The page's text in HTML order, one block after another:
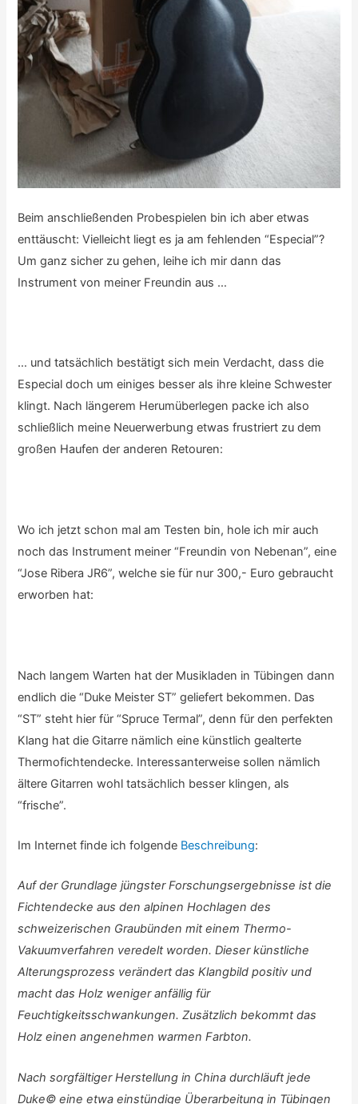
Beim anschließenden Probespielen bin ich aber etwas
enttäuscht: Vielleicht liegt es ja am fehlenden “Especial”?
Um ganz sicher zu gehen, leihe ich mir dann das
Instrument von meiner Freundin aus …
… und tatsächlich bestätigt sich mein Verdacht, dass die
Especial doch um einiges besser als ihre kleine Schwester
klingt. Nach längerem Herumüberlegen packe ich also
schließlich meine Neuerwerbung etwas frustriert zu dem
großen Haufen der anderen Retouren:
Wo ich jetzt schon mal am Testen bin, hole ich mir auch
noch das Instrument meiner “Freundin von Nebenan”, eine
“Jose Ribera JR6”, welche sie für nur 300,- Euro gebraucht
erworben hat:
Nach langem Warten hat der Musikladen in Tübingen dann
endlich die “Duke Meister ST” geliefert bekommen. Das
“ST” steht hier für “Spruce Termal”, denn für den perfekten
Klang hat die Gitarre nämlich eine künstlich gealterte
Thermofichtendecke. Interessanterweise sollen nämlich
ältere Gitarren wohl tatsächlich besser klingen, als
“frische”.
Im Internet finde ich folgende Beschreibung:
Auf der Grundlage jüngster Forschungsergebnisse ist die
Fichtendecke aus den alpinen Hochlagen des
schweizerischen Graubünden mit einem Thermo-
Vakuumverfahren veredelt worden. Dieser künstliche
Alterungsprozess verändert das Klangbild positiv und
macht das Holz weniger anfällig für
Feuchtigkeitsschwankungen. Zusätzlich bekommt das
Holz einen angenehmen warmen Farbton.
Nach sorgfältiger Herstellung in China durchläuft jede
Duke© eine etwa einstündige Überarbeitung in Tübingen